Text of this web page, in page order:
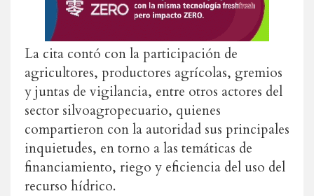
La cita contó con la participación de
agricultores, productores agrícolas, gremios
y juntas de vigilancia, entre otros actores del
sector silvoagropecuario, quienes
compartieron con la autoridad sus principales
inquietudes, en torno a las temáticas de
financiamiento, riego y eficiencia del uso del
recurso hídrico.